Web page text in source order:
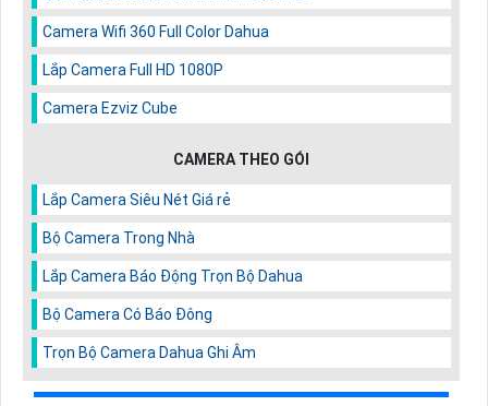
Camera Wifi 360 Full Color Dahua
Lắp Camera Full HD 1080P
Camera Ezviz Cube
CAMERA THEO GÓI
Lắp Camera Siêu Nét Giá rẻ
Bộ Camera Trong Nhà
Lắp Camera Báo Động Trọn Bộ Dahua
Bộ Camera Có Báo Đông
Trọn Bộ Camera Dahua Ghi Âm